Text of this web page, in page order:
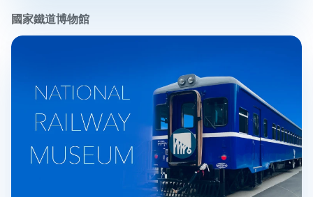
國家鐵道博物館